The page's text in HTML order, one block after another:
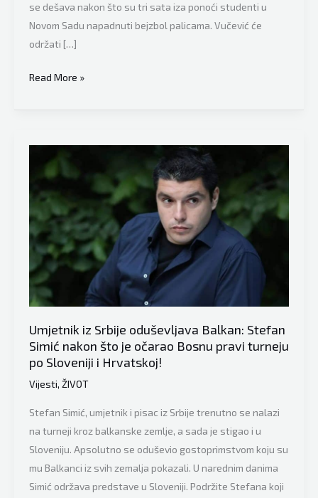
se dešava nakon što su tri sata iza ponoći studenti u
Novom Sadu napadnuti bejzbol palicama. Vučević će
održati […]
Mediji
Balkana
burnom
će
se
desiti
u
Srbiji?
Read More »
Umjetnik iz Srbije oduševljava Balkan: Stefan
Simić nakon što je očarao Bosnu pravi turneju
po Sloveniji i Hrvatskoj!
Vijesti, ŽIVOT
Stefan Simić, umjetnik i pisac iz Srbije trenutno se nalazi
na turneji kroz balkanske zemlje, a sada je stigao i u
Sloveniju. Apsolutno se oduševio gostoprimstvom koju su
mu Balkanci iz svih zemalja pokazali. U narednim danima
Simić održava predstave u Sloveniji. Podržite Stefana koji